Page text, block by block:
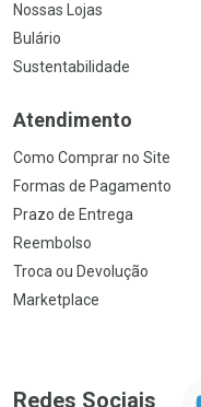
Nossas Lojas
Bulário
Sustentabilidade
Atendimento
Como Comprar no Site
Formas de Pagamento
Prazo de Entrega
Reembolso
Troca ou Devolução
Marketplace
Redes Sociais